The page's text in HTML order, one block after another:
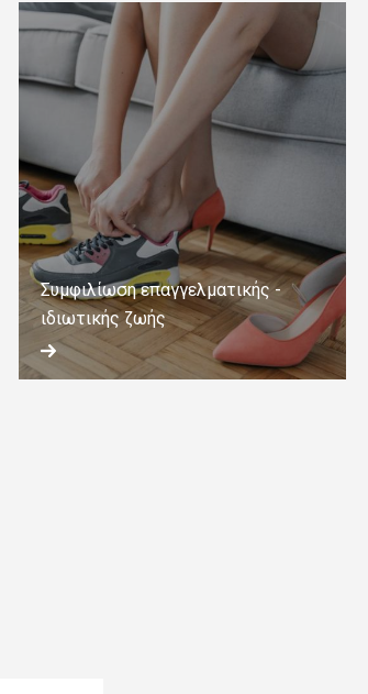
Συμφιλίωση επαγγελματικής -
ιδιωτικής ζωής